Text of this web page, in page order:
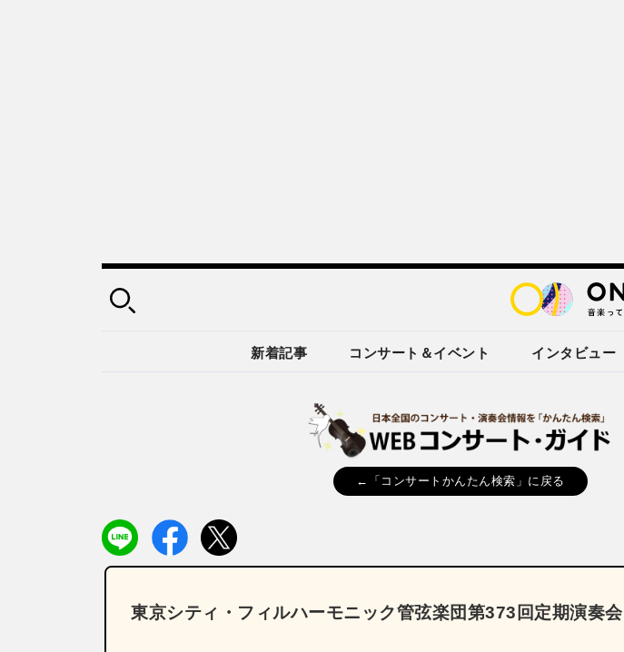
新着記事 コンサート＆イベント インタビュー
←「コンサートかんたん検索」に戻る
東京シティ・フィルハーモニック管弦楽団第373回定期演奏会